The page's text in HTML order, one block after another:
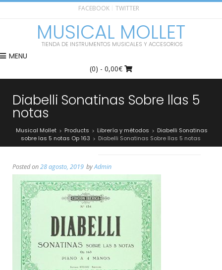
FACEBOOK TWITTER
MUSICAL MOLLET
TIENDA DE INSTRUMENTOS MUSICALES Y ACCESORIOS
MENU
(0) - 0,00€
Diabelli Sonatinas Sobre llas 5
notas
Musical Mollet > Products > Librería y métodos > Diabelli Sonatinas
sobre las 5 notas Op 163 > Diabelli Sonatinas Sobre llas 5 notas
Posted on28 agosto, 2019 byAdmin